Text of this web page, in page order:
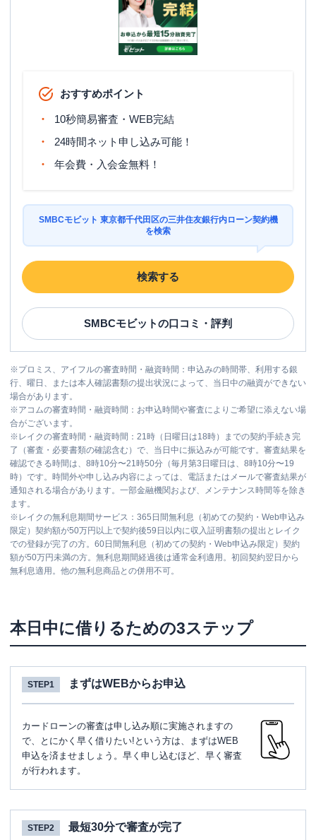
おすすめポイント
10秒簡易審査・WEB完結
24時間ネット申し込み可能！
年会費・入会金無料！
SMBCモビット 東京都千代田区の三井住友銀行内ローン契約機
を検索
検索する
SMBCモビットの口コミ・評判
※プロミス、アイフルの審査時間・融資時間：申込みの時間帯、利用する銀
行、曜日、または本人確認書類の提出状況によって、当日中の融資ができない
場合があります。
※アコムの審査時間・融資時間：お申込時間や審査によりご希望に添えない場
合がございます。
※ レイクの審査時間・融資時間：21時（日曜日は18時）までの契約手続き完
了（審査・必要書類の確認含む）で、当日中に振込みが可能です。審査結果を
確認できる時間は、8時10分〜21時50分（毎月第3日曜日は、8時10分〜19
時）です。時間外や申し込み内容によっては、電話またはメールで審査結果が
通知される場合があります。一部金融機関および、メンテナンス時間等を除き
ます。
※ レイクの無利息期間サービス：365日間無利息（初めての契約・Web申込み
限定）契約額が50万円以上で契約後59日以内に収入証明書類の提出とレイク
での登録が完了の方。60日間無利息（初めての契約・Web申込み限定）契約
額が50万円未満の方。無利息期間経過後は通常金利適用。初回契約翌日から
無利息適用。他の無利息商品との併用不可。
本日中に借りるための3ステップ
STEP1 まずはWEBからお申込
カードローンの審査は申し込み順に実施されますの
で、とにかく早く借りたい!という方は、まずはWEB
申込を済ませましょう。早く申し込むほど、早く審査
が行われます。
STEP2 最短30分で審査が完了